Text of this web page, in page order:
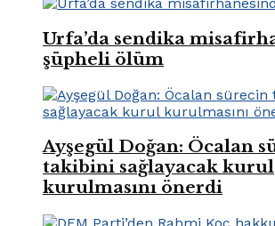
Urfa’da sendika
şüpheli ölüm
Ayşegül Doğan: Öcalan
takibini sağlayacak kurul
kurulmasını önerdi